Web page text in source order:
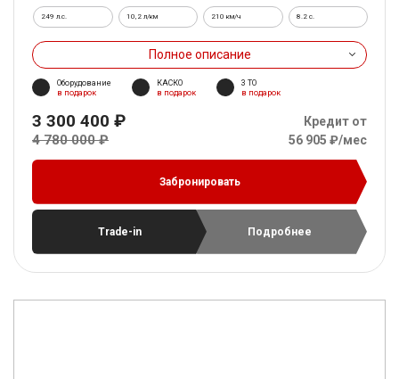
249 л.с. 10,2 л/км 210 км/ч 8.2 c.
Полное описание
Оборудование
в подарок
КАСКО
в подарок
3 ТО
в подарок
3 300 400 ₽
4 780 000 ₽
Кредит от
56 905 ₽/мес
Забронировать
Trade-in Подробнее